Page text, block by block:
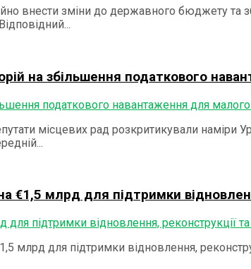
внести зміни до державного бюджету та
на збільшення податкового
місцевих рад розкритикували наміри
€1,5 млрд для підтримки
для підтримки відновлення,